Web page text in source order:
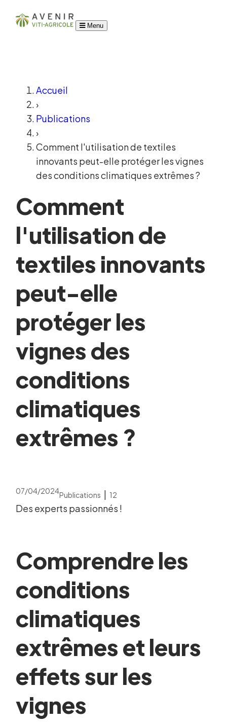
Menu
Accueil
›
Publications
›
Comment l'utilisation de textiles
innovants peut-elle protéger les vignes
des conditions climatiques extrêmes ?
Comment
l'utilisation de
textiles innovants
peut-elle
protéger les
vignes des
conditions
climatiques
extrêmes ?
07/04/2024Publications | 12
Des experts passionnés !
Comprendre les
conditions
climatiques
extrêmes et leurs
effets sur les
vignes